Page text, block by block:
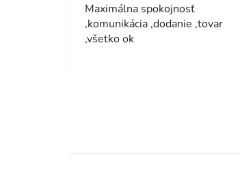
Maximálna spokojnosť
,komunikácia ,dodanie ,tovar
,všetko ok